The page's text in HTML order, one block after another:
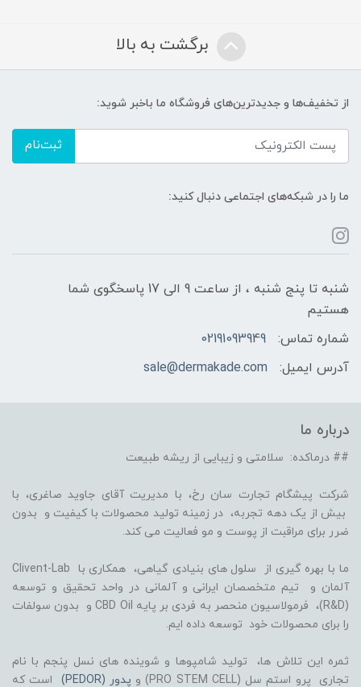
برگشت به بالا
از تخفیف‌ها و جدیدترین‌های فروشگاه ما باخبر شوید:
ثبت‌نام
ما را در شبکه‌های اجتماعی دنبال کنید:
شنبه تا پنج شنبه ، از ساعت 9 الی 17 پاسخگوی شما
هستیم
شماره تماس:
02191093949
آدرس ایمیل:
sale@dermakade.com
درباره ما
## درماکده: سلامتی و زیبایی از ریشه طبیعت
شرکت پیشگام تجارت سان رخ، با مدیریت آقای جاوید صاغری، با
بیش از یک دهه تجربه، در زمینه تولید محصولات با کیفیت و بدون
ضرر برای مراقبت از پوست و مو فعالیت می کند.
ما با بهره گیری از سلول های بنیادی گیاهی، همکاری با Clivent-Lab
آلمان و تیم متخصصان ایرانی و آلمانی در واحد تحقیق و توسعه
(R&D)، فرمولاسیون منحصر به فردی بر پایه CBD Oil و بدون سولفات
را برای محصولات خود توسعه داده ایم.
ثمره این تلاش ها، تولید شامپوها و شوینده های نسل پنجم با نام
تجاری پرو استم سل (PRO STEM CELL) و
پدور (PEDOR) است که